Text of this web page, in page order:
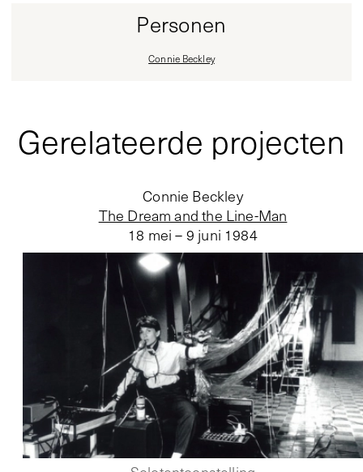
Personen
Connie Beckley
Gerelateerde projecten
The Dream and the Line-Man
Connie Beckley
18 mei – 9 juni 1984